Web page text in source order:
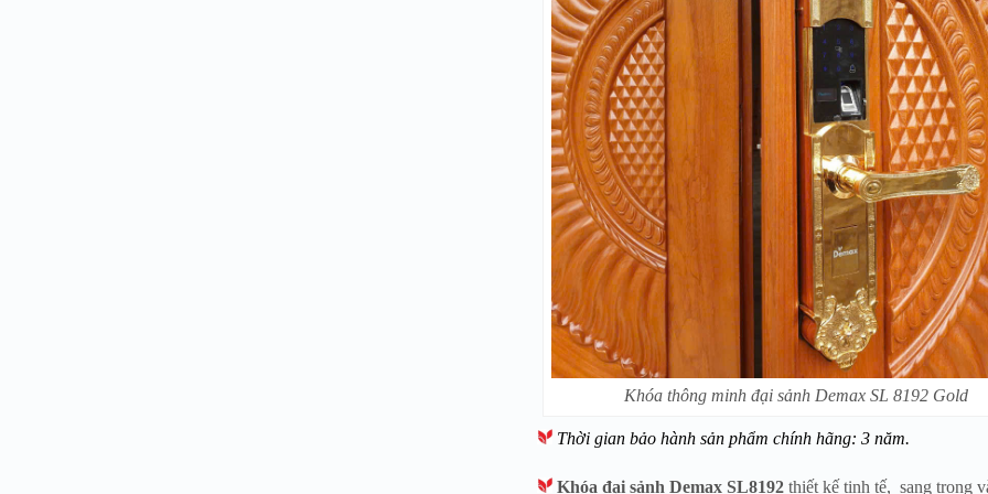
Khóa thông minh đại sảnh Demax SL 8192 Gold
Thời gian bảo hành sản phẩm chính hãng: 3 năm.
Khóa đại sảnh Demax SL8192thiết kế tinh tế, sang trọng